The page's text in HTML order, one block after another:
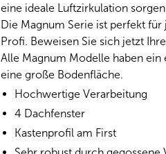
eine ideale Luftzirkulation
Die Magnum Serie ist perfekt
Profi. Beweisen Sie sich jetzt
Alle Magnum Modelle haben
eine große Bodenfläche.
Hochwertige Verarbeitung
4 Dachfenster
Kastenprofil am First